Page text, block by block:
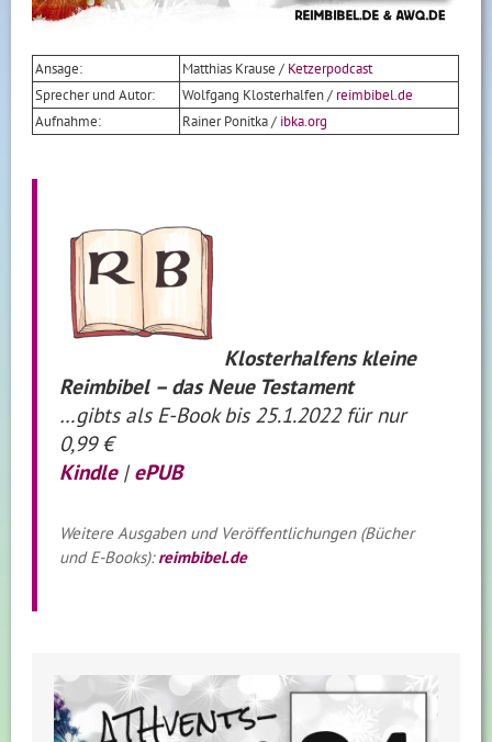
Ansage: Matthias Krause / Ketzerpodcast
Sprecher und Autor:
Wolfgang Klosterhalfen / reimbibel.de
Aufnahme:
Rainer Ponitka / ibka.org
Klosterhalfens kleine
Reimbibel – das Neue Testament
…gibts als E-Book bis 25.1.2022 für nur
0,99 €
Kindle| ePUB
Weitere Ausgaben und Veröffentlichungen (Bücher
und E-Books):reimbibel.de